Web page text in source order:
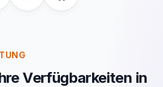
Verfügbarkeiten in